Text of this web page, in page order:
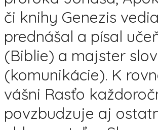
či knihy Genezis
prednášal a písal
(Biblie) a majster
(komunikácie). K
vášni Rasťo
povzbudzuje aj